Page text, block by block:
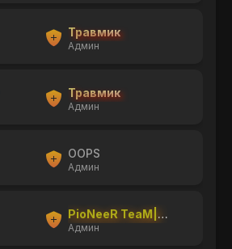
Травмик
Админ
Травмик
Админ
OOPS
Админ
PioNeeR TeaM|shishka
Админ